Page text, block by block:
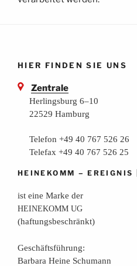
HIER FINDEN SIE UNS
Zentrale
Herlingsburg 6–10
22529 Hamburg
Telefon +49 40 767 526 26
Telefax +49 40 767 526 25
HEINEKOMM –EREIGNIS
ist eine Mar­ke der
HEINEKOMM UG
(haf­tungs­be­schränkt)
Geschäfts­füh­rung:
Bar­ba­ra Hei­ne Schumann